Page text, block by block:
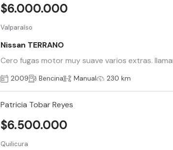
Valparaíso
Nissan TERRANO
Cero fugas motor muy suave varios extras.
$6.000.000
2009 Bencina Manual 230 km
Patricia Tobar Reyes
Quilicura
$6.500.000